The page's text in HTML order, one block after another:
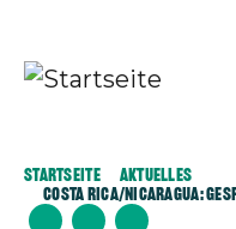
Startseite
Aktuelles
Costa Rica/Nicaragua: